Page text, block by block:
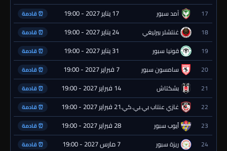
17 آمد سبور 17 يناير 2027 - 19:00 ⏰ قادمة
18 غنتشلر بيرليغي 24 يناير 2027 - 19:00 ⏰ قادمة
19 قونيا سبور 31 يناير 2027 - 19:00 ⏰ قادمة
20 سامسون سبور 7 فبراير 2027 - 19:00 ⏰ قادمة
21 بشكتاش 14 فبراير 2027 - 19:00 ⏰ قادمة
22 غازي عنتاب بي.بي.كي.21 فبراير 2027 - 19:00 ⏰ قادمة
23 أيوب سبور 28 فبراير 2027 - 19:00 ⏰ قادمة
24 ريزة سبور 7 مارس 2027 - 19:00 ⏰ قادمة